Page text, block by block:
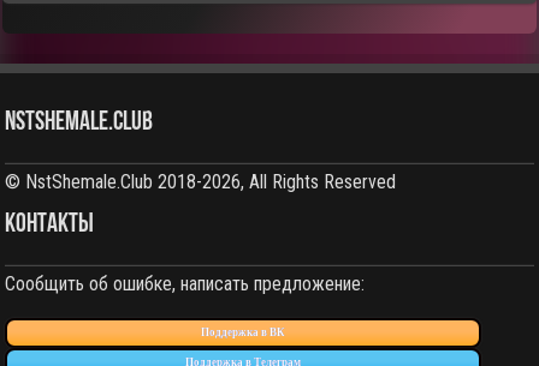
NstShemale.Club
© NstShemale.Club 2018-2026, All Rights Reserved
КОНТАКТЫ
Сообщить об ошибке, написать предложение:
Поддержка в ВК
Поддержка в Телеграм